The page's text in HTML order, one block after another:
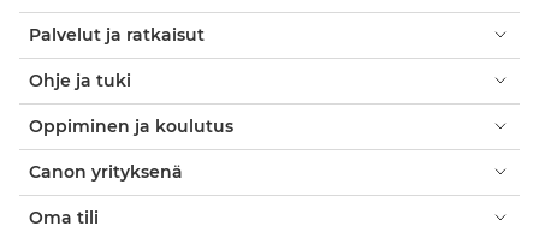
Palvelut ja ratkaisut
Ohje ja tuki
Oppiminen ja koulutus
Canon yrityksenä
Oma tili